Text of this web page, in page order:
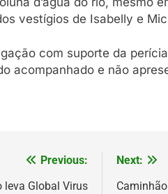
vestígios de Isabelly e
com suporte da
acompanhado e não
Previous:
leva Global Virus
Next: